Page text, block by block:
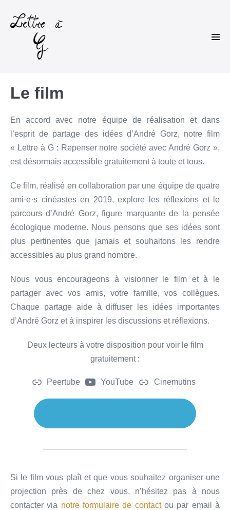
Le film
En accord avec notre équipe de réalisation et dans
l’esprit de partage des idées d’André Gorz, notre film
« Lettre à G : Repenser notre société avec André Gorz »,
est désormais accessible gratuitement à toute et tous.
Ce film, réalisé en collaboration par une équipe de quatre
ami·e·s cinéastes en 2019, explore les réflexions et le
parcours d’André Gorz, figure marquante de la pensée
écologique moderne. Nous pensons que ses idées sont
plus pertinentes que jamais et souhaitons les rendre
accessibles au plus grand nombre.
Nous vous encourageons à visionner le film et à le
partager avec vos amis, votre famille, vos collègues.
Chaque partage aide à diffuser les idées importantes
d’André Gorz et à inspirer les discussions et réflexions.
Deux lecteurs à votre disposition pour voir le film
gratuitement :
Peertube YouTube Cinemutins
Si le film vous plaît et que vous souhaitez organiser une
projection près de chez vous, n’hésitez pas à nous
contacter via notre formulaire de contactou par email à